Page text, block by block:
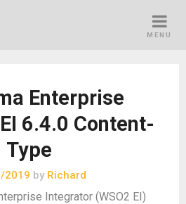
MENU
Enterprise
6.4.0 Content-
Type
2019 by Richard
Integrator (WSO2 EI)